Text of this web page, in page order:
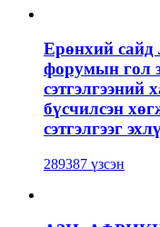
Ерөнхий
форумын гол
сэтгэлгээний
бүсчилсэн
сэтгэлгээг
289387 үзсэн